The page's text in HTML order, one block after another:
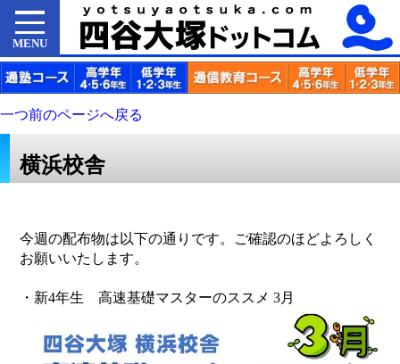
MENU
一つ前のページへ戻る
横浜校舎
今週の配布物は以下の通りです。ご確認のほどよろしく
お願いいたします。
・新4年生 高速基礎マスターのススメ 3月